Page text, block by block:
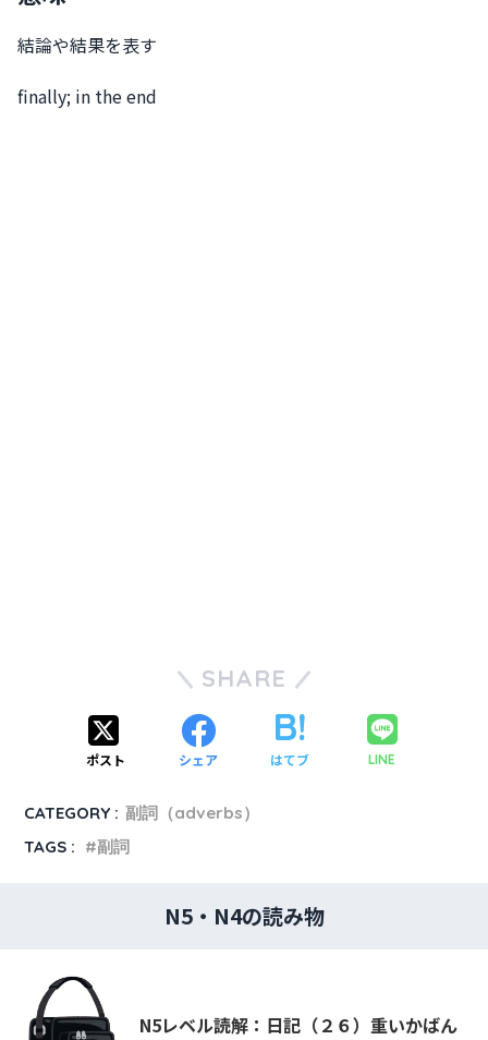
結論や結果を表す
finally; in the end
SHARE
ポスト シェア はてブ LINE
CATEGORY : 副詞（adverbs）
TAGS :
副詞
N5・N4の読み物
N5レベル読解：日記（２６）重いかばん